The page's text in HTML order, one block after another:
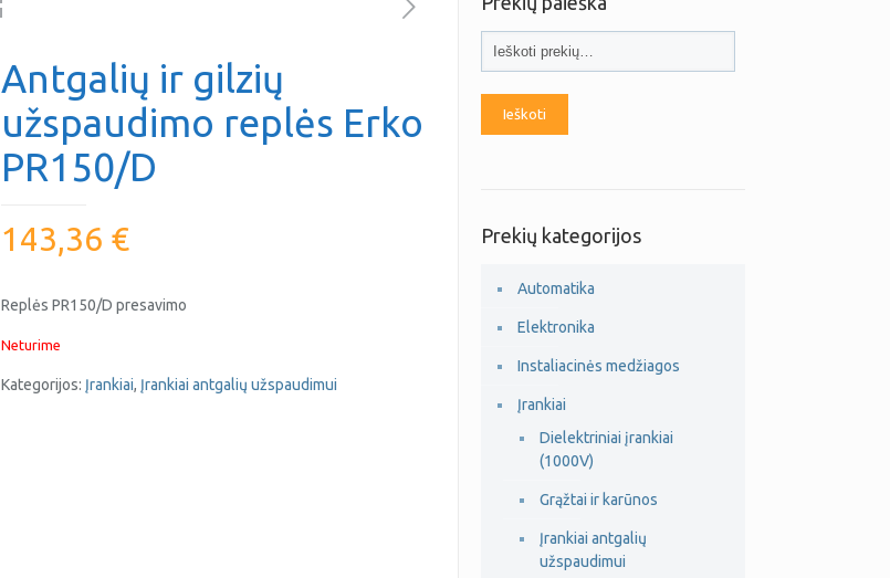
Antgalių ir gilzių
užspaudimo replės Erko
PR150/D
143,36 €
Replės PR150/D presavimo
Neturime
Kategorijos: Įrankiai, Įrankiai antgalių užspaudimui
Ieškoti
Prekių kategorijos
Automatika
Elektronika
Instaliacinės medžiagos
Įrankiai
Dielektriniai įrankiai
(1000V)
Grąžtai ir karūnos
Įrankiai antgalių
užspaudimui